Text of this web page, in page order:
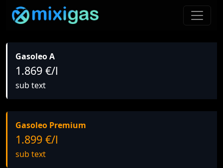
Gasoleo A
1.869 €/l
sub text
Gasoleo Premium
1.899 €/l
sub text